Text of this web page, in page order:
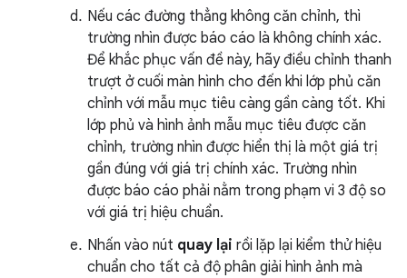
Nếu các đường thẳng không căn chỉnh, thì
trường nhìn được báo cáo là không chính xác.
Để khắc phục vấn đề này, hãy điều chỉnh thanh
trượt ở cuối màn hình cho đến khi lớp phủ căn
chỉnh với mẫu mục tiêu càng gần càng tốt. Khi
lớp phủ và hình ảnh mẫu mục tiêu được căn
chỉnh, trường nhìn được hiển thị là một giá trị
gần đúng với giá trị chính xác. Trường nhìn
được báo cáo phải nằm trong phạm vi 3 độ so
với giá trị hiệu chuẩn.
Nhấn vào nút quay lại rồi lặp lại kiểm thử hiệu
chuẩn cho tất cả độ phân giải hình ảnh mà